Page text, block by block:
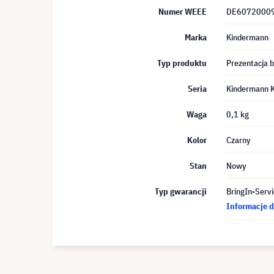
Numer WEEE
Marka Kindermann
Typ produktu Prezentacja
Seria Kindermann
Waga 0,1 kg
Kolor Czarny
Stan Nowy
Typ gwarancji
BringIn-
Informacje